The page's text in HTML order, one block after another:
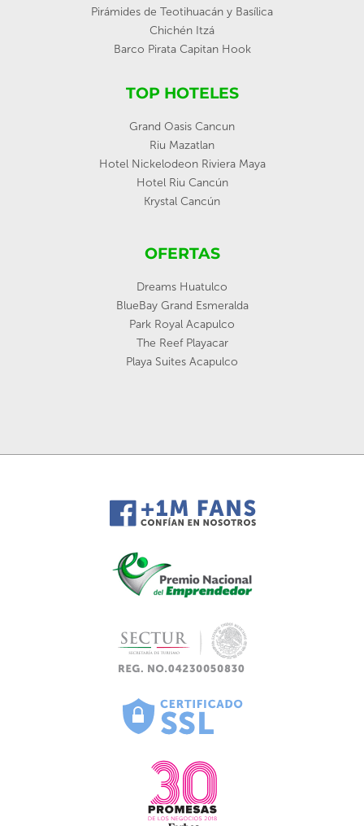
Pirámides de Teotihuacán y Basílica
Chichén Itzá
Barco Pirata Capitan Hook
TOP HOTELES
Grand Oasis Cancun
Riu Mazatlan
Hotel Nickelodeon Riviera Maya
Hotel Riu Cancún
Krystal Cancún
OFERTAS
Dreams Huatulco
BlueBay Grand Esmeralda
Park Royal Acapulco
The Reef Playacar
Playa Suites Acapulco